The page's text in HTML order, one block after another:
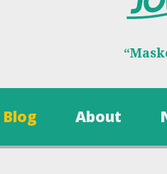
Blog About